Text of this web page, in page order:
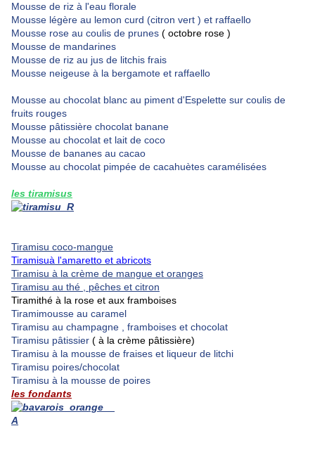
Mousse de riz à l'eau florale
Mousse légère au lemon curd (citron vert ) et raffaello
Mousse rose au coulis de prunes ( octobre rose )
Mousse de mandarines
Mousse de riz au jus de litchis frais
Mousse neigeuse à la bergamote et raffaello
Mousse au chocolat blanc au piment d'Espelette sur coulis de
fruits rouges
Mousse pâtissière chocolat banane
Mousse au chocolat et lait de coco
Mousse de bananes au cacao
Mousse au chocolat pimpée de cacahuètes caramélisées
les tiramisus
Tiramisu coco-mangue
Tiramisuà l'amaretto et abricots
Tiramisu à la crème de mangue et oranges
Tiramisu au thé , pêches et citron
Tiramithé à la rose et aux framboises
Tiramimousse au caramel
Tiramisu au champagne , framboises et chocolat
Tiramisu pâtissier ( à la crème pâtissière)
Tiramisu à la mousse de fraises et liqueur de litchi
Tiramisu poires/chocolat
Tiramisu à la mousse de poires
les fondants